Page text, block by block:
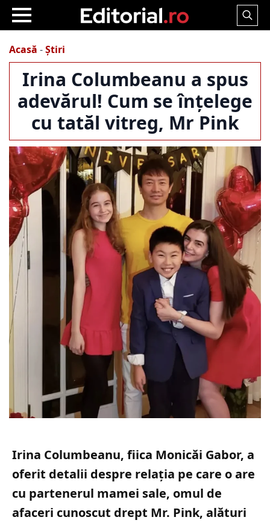
Search
Acasă -Știri
Irina Columbeanu a spus
adevărul! Cum se înțelege
cu tatăl vitreg, Mr Pink
Irina Columbeanu, fiica Monicăi Gabor, a
oferit detalii despre relația pe care o are
cu partenerul mamei sale, omul de
afaceri cunoscut drept Mr. Pink, alături